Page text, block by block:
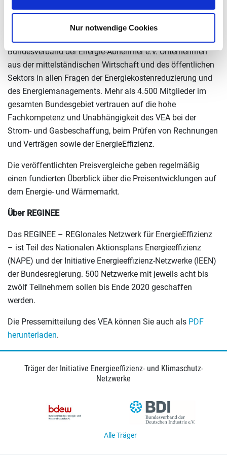
Nur notwendige Cookies
Über den VEA
Bundesverband der Energie-Abnehmer e.V. Unternehmen
aus der mittelständischen Wirtschaft und des öffentlichen
Sektors in allen Fragen der Energiekostenreduzierung und
des Energiemanagements. Mehr als 4.500 Mitglieder im
gesamten Bundesgebiet vertrauen auf die hohe
Fachkompetenz und Unabhängigkeit des VEA bei der
Strom- und Gasbeschaffung, beim Prüfen von Rechnungen
und Verträgen sowie der EnergieEffizienz.
Die veröffentlichten Preisvergleiche geben regelmäßig
einen fundierten Überblick über die Preisentwicklungen auf
dem Energie- und Wärmemarkt.
Über REGINEE
Das REGINEE – REGIonales Netzwerk für EnergieEffizienz
– ist Teil des Nationalen Aktionsplans Energieeffizienz
(NAPE) und der Initiative Energieeffizienz-Netzwerke (IEEN)
der Bundesregierung. 500 Netzwerke mit jeweils acht bis
zwölf Teilnehmern sollen bis Ende 2020 geschaffen
werden.
Die Pressemitteilung des VEA können Sie auch als PDF
herunterladen.
Träger der Initiative Energieeffizienz- und Klimaschutz-
Netzwerke
Alle Träger